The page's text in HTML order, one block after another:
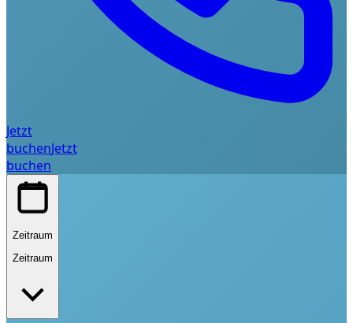
Jetzt
buchenJetzt
buchen
Zeitraum
Zeitraum